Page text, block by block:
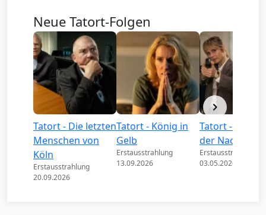
Neue Tatort-Folgen
Tatort - Die letzten
Menschen von
Köln
Erstausstrahlung
20.09.2026
Tatort - König in
Gelb
Erstausstrahlung
13.09.2026
Tatort - Könige
der Nacht
Erstausstrahlung
03.05.2026